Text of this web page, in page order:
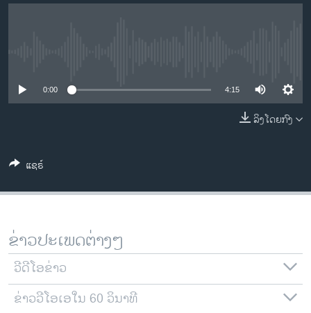
ຊຸມຊົນຊາວລາວ
ສຽງ
ລາຍການກະຈາຍສຽງ
ຕິດຕາມພວກເຮົາ ທີ່
0:00 4:15
ລິງໂດຍກົງ
ແຊຣ໌
ຂ່າວປະເພດຕ່າງໆ
ວີດີໂອຂ່າວ
ຂ່າວວີໂອເອໃນ 60 ວິນາທີ